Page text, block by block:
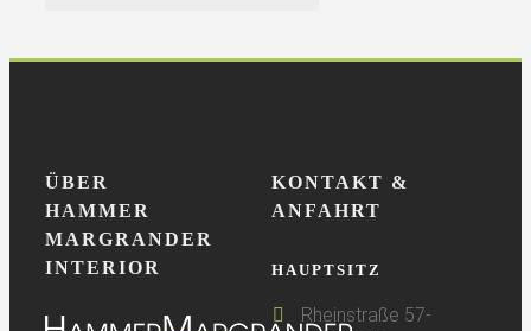
ÜBER
HAMMER
MARGRANDER
INTERIOR
KONTAKT &
ANFAHRT
HAUPTSITZ
Rheinstraße 57-